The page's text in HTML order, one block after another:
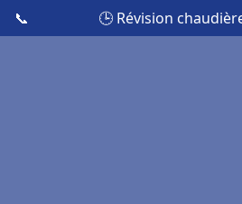
📞 🕒 Révision